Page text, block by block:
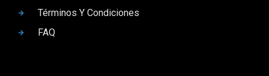
Términos Y Condiciones
FAQ